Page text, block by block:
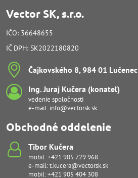
Vector SK, s.r.o.
IČO: 36648655
IČ DPH: SK2022180820
Čajkovského 8, 984 01 Lučenec
Ing​. Juraj Kučera (konateľ)
vedenie spoločnosti
e-mail: info@vectorsk.sk
Obchodné oddelenie
Tibor Kučera
mobil:+421 905 729 968
e-mail:t.kucera@vectorsk.sk
mobil:+421 905 404 308